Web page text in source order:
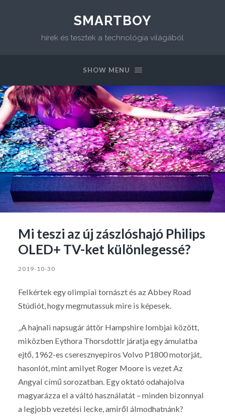
SMARTBOY
hírek és tesztek a technológia világából
SHOW MENU
Mi teszi az új zászlóshajó Philips
OLED+ TV-ket különlegessé?
2019-10-30
Felkértek egy olimpiai tornászt és az Abbey Road
Stúdiót, hogy megmutassuk mire is képesek.
„A hajnali napsugár áttör Hampshire lombjai között,
miközben Eythora Thorsdottlr járatja egy ámulatba
ejtő, 1962-es cseresznyepiros Volvo P1800 motorját,
hasonlót, mint amilyet Roger Moore is vezet Az
Angyal című sorozatban. Egy oktató odahajolva
magyarázza el a váltó használatát – minden bizonnyal
a legjobb vezetési lecke, amiről álmodhatnánk?